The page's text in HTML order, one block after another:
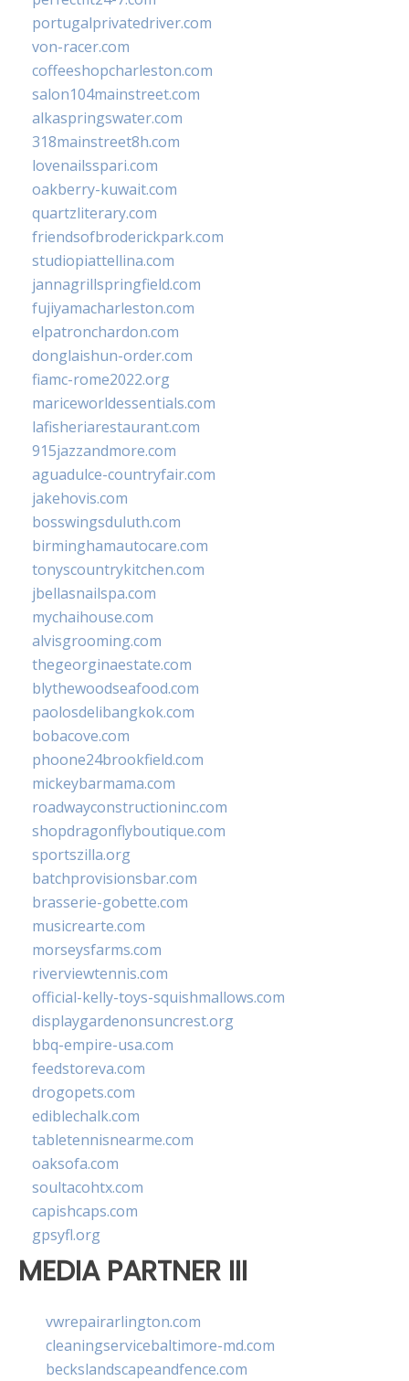
portugalprivatedriver.com
von-racer.com
coffeeshopcharleston.com
salon104mainstreet.com
alkaspringswater.com
318mainstreet8h.com
lovenailsspari.com
oakberry-kuwait.com
quartzliterary.com
friendsofbroderickpark.com
studiopiattellina.com
jannagrillspringfield.com
fujiyamacharleston.com
elpatronchardon.com
donglaishun-order.com
fiamc-rome2022.org
mariceworldessentials.com
lafisheriarestaurant.com
915jazzandmore.com
aguadulce-countryfair.com
jakehovis.com
bosswingsduluth.com
birminghamautocare.com
tonyscountrykitchen.com
jbellasnailspa.com
mychaihouse.com
alvisgrooming.com
thegeorginaestate.com
blythewoodseafood.com
paolosdelibangkok.com
bobacove.com
phoone24brookfield.com
mickeybarmama.com
roadwayconstructioninc.com
shopdragonflyboutique.com
sportszilla.org
batchprovisionsbar.com
brasserie-gobette.com
musicrearte.com
morseysfarms.com
riverviewtennis.com
official-kelly-toys-squishmallows.com
displaygardenonsuncrest.org
bbq-empire-usa.com
feedstoreva.com
drogopets.com
ediblechalk.com
tabletennisnearme.com
oaksofa.com
soultacohtx.com
capishcaps.com
gpsyfl.org
MEDIA PARTNER III
vwrepairarlington.com
cleaningservicebaltimore-md.com
beckslandscapeandfence.com